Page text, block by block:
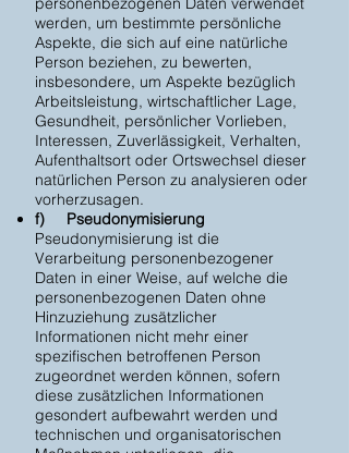
werden, um bestimmte persönliche
Aspekte, die sich auf eine natürliche
Person beziehen, zu bewerten,
insbesondere, um Aspekte bezüglich
Arbeitsleistung, wirtschaftlicher Lage,
Gesundheit, persönlicher Vorlieben,
Interessen, Zuverlässigkeit, Verhalten,
Aufenthaltsort oder Ortswechsel dieser
natürlichen Person zu analysieren oder
vorherzusagen.
f) Pseudonymisierung
Pseudonymisierung ist die
Verarbeitung personenbezogener
Daten in einer Weise, auf welche die
personenbezogenen Daten ohne
Hinzuziehung zusätzlicher
Informationen nicht mehr einer
spezifischen betroffenen Person
zugeordnet werden können, sofern
diese zusätzlichen Informationen
gesondert aufbewahrt werden und
technischen und organisatorischen